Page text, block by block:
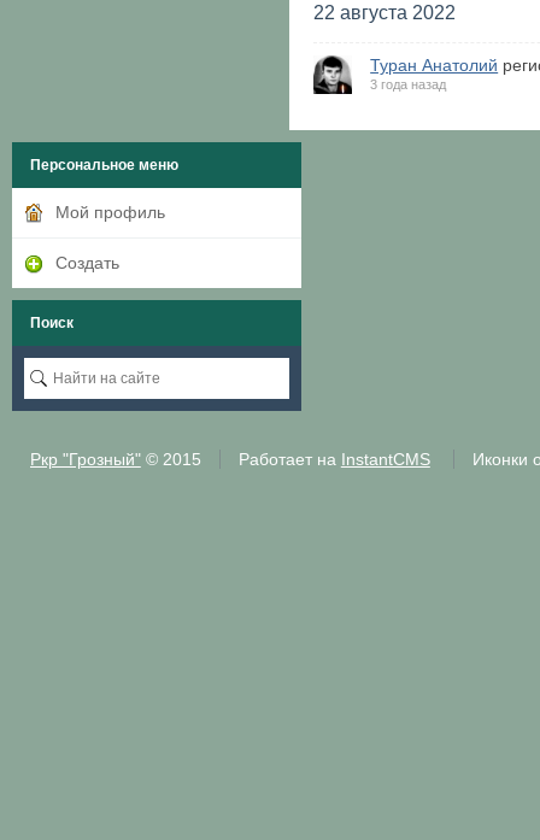
22 августа 2022
Туран Анатолий
3 года назад
Персональное меню
Мой профиль
Создать
Поиск
Ркр "Грозный"© 2015 Работает на InstantCMS Иконки